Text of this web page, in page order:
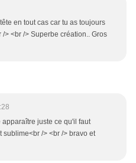
en tout cas car tu as toujours
> <br /> Superbe création.. Gros
juste ce qu'il faut
sublime<br /> <br /> bravo et